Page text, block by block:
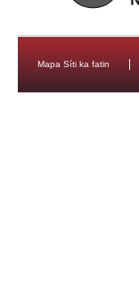
Mapa Síti ka fatin